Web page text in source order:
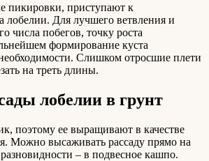
пикировки, приступают к
лобелии. Для лучшего ветвления и
числа побегов, точку роста
формирование куста
Слишком отросшие плети
на треть длины.
лобелии в грунт
поэтому ее выращивают в качестве
Можно высаживать рассаду прямо на
– в подвесное кашпо.